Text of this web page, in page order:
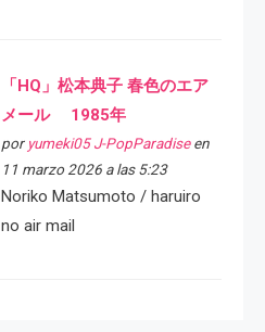
「HQ」松本典子 春色のエア
メール 1985年
por yumeki05 J-PopParadiseen
11 marzo 2026 a las 5:23
Noriko Matsumoto / haruiro
no air mail